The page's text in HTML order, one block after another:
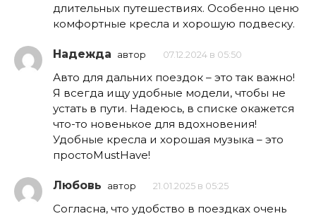
длительных путешествиях. Особенно ценю
комфортные кресла и хорошую подвеску.
Надежда автор 07.12.2024 в 05:50
Авто для дальних поездок – это так важно!
Я всегда ищу удобные модели, чтобы не
устать в пути. Надеюсь, в списке окажется
что-то новенькое для вдохновения!
Удобные кресла и хорошая музыка – это
простоMustHave!
Любовь автор 21.01.2025 в 05:25
Согласна, что удобство в поездках очень